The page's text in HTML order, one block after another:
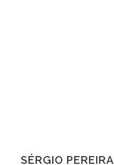
SÉRGIO PEREIRA